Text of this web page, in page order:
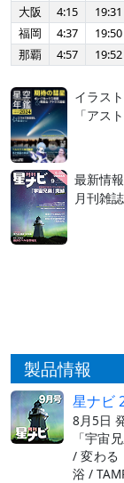
大阪
4:15 19:31
福岡
4:37 19:50
那覇
4:57 19:52
イラス
「アス
最新情
月刊雑
製品情報
星ナビ
8月5日
「宇宙
/ 変わる
浴 /